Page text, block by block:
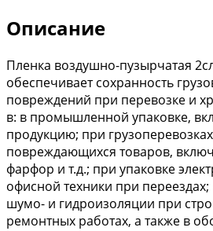
Описание
Пленка воздушно-пузырчатая
обеспечивает сохранность
повреждений при перевозке и
в: в промышленной упаковке,
продукцию; при
повреждающихся товаров,
фарфор и т.д.; при упаковке
офисной техники при переездах;
шумо- и гидроизоляции при
ремонтных работах, а также в